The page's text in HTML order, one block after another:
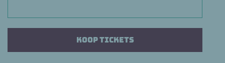
Koop tickets